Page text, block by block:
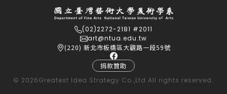
(02)2272-2181 #2011
art@ntua.edu.tw
(220) 新北市板橋區大觀路一段59號
捐款贊助
© 2026Greatest Idea Strategy Co.,Ltd All rights reserved.